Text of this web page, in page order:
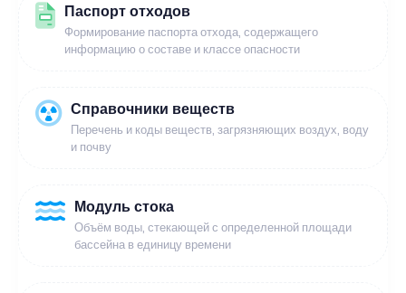
Паспорт отходов
Формирование паспорта отхода, содержащего
информацию о составе и классе опасности
Справочники веществ
Перечень и коды веществ, загрязняющих воздух, воду
и почву
Модуль стока
Объём воды, стекающей с определенной площади
бассейна в единицу времени